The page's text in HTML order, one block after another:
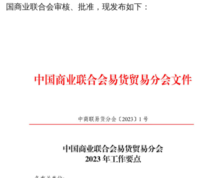
国商业联合会审核、批准，现发布如下：